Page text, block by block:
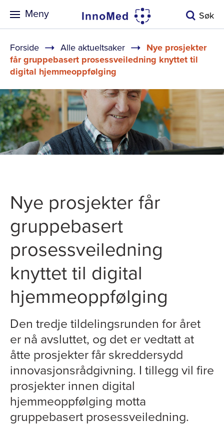
Meny Søk
Navigasjonssti
Forside Alle aktueltsaker
Nye prosjekter
får gruppebasert prosessveiledning knyttet til
digital hjemmeoppfølging
Nye prosjekter får
gruppebasert
prosessveiledning
knyttet til digital
hjemmeoppfølging
Den tredje tildelingsrunden for året
er nå avsluttet, og det er vedtatt at
åtte prosjekter får skreddersydd
innovasjonsrådgivning. I tillegg vil fire
prosjekter innen digital
hjemmeoppfølging motta
gruppebasert prosessveiledning.